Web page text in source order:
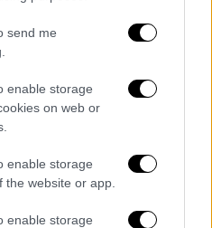
send me
enable storage
on web or
enable storage
the website or app.
enable storage
Σέρβου αθλητή
άρχισαν να